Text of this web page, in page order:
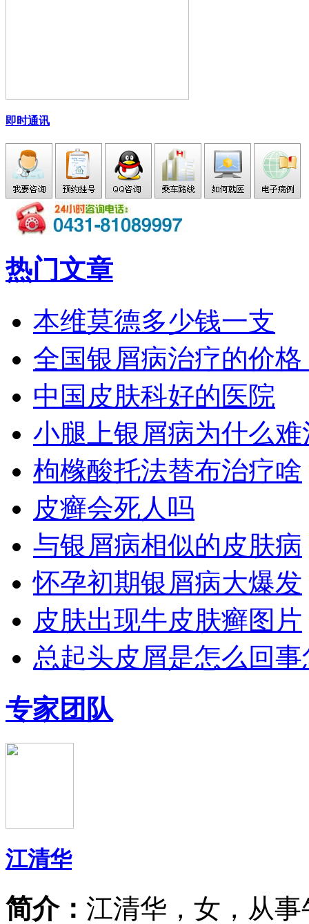
即时通讯
热门文章
本维莫德多少钱一支
全国银屑病治疗的价
中国皮肤科好的医院
小腿上银屑病为什么
枸橼酸托法替布治疗啥
皮癣会死人吗
与银屑病相似的皮肤病
怀孕初期银屑病大爆发
皮肤出现牛皮肤癣图片
总起头皮屑是怎么回
专家团队
江清华
简介： 江清华，女，从事